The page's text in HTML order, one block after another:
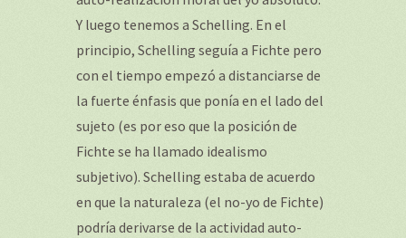
Y luego tenemos a Schelling. En el
principio, Schelling seguía a Fichte pero
con el tiempo empezó a distanciarse de
la fuerte énfasis que ponía en el lado del
sujeto (es por eso que la posición de
Fichte se ha llamado idealismo
subjetivo). Schelling estaba de acuerdo
en que la naturaleza (el no-yo de Fichte)
podría derivarse de la actividad auto-